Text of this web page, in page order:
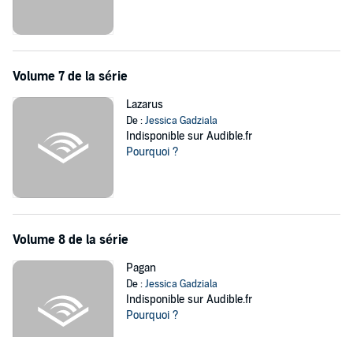
Volume 7 de la série
Lazarus
De :Jessica Gadziala
Indisponible sur Audible.fr
Pourquoi ?
Volume 8 de la série
Pagan
De :Jessica Gadziala
Indisponible sur Audible.fr
Pourquoi ?